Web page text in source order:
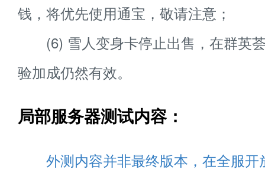
钱，将优先使用通宝，敬请注意；
(6) 雪人变身卡停止出售，在群英
验加成仍然有效。
局部服务器测试内容：
外测内容并非最终版本，在全服